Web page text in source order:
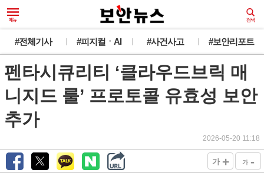
#전체기사 #피지컬ㆍAI #사건사고 #보안리포트
펜타시큐리티 ‘클라우드브릭 매
니지드 룰’ 프로토콜 유효성 보안
추가
2026-05-20 11:18
가 + 가 -